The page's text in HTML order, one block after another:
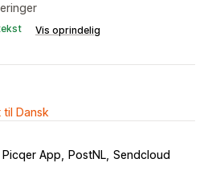
Vis oprindelig
til Dansk
Picqer App PostNL Sendcloud